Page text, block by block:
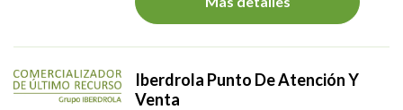
Iberdrola Punto De Atención Y
Venta